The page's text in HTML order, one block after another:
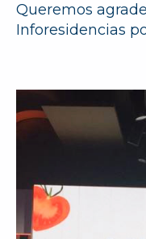
Queremos
Inforesidencias